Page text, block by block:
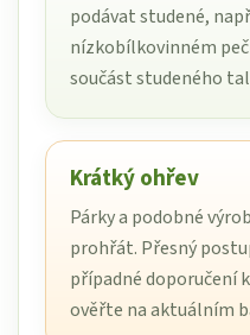
podávat studené,
nízkobílkovinném
součást studeného
Krátký ohřev
Párky a podobné
prohřát. Přesný
případné doporučení
ověřte na aktuálním